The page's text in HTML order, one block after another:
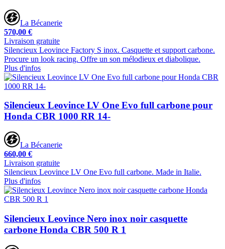
La Bécanerie
570,00 €
Livraison gratuite
Silencieux Leovince Factory S inox. Casquette et support carbone.
Procure un look racing. Offre un son mélodieux et diabolique.
Plus d'infos
Silencieux Leovince LV One Evo full carbone pour
Honda CBR 1000 RR 14-
La Bécanerie
660,00 €
Livraison gratuite
Silencieux Leovince LV One Evo full carbone. Made in Italie.
Plus d'infos
Silencieux Leovince Nero inox noir casquette
carbone Honda CBR 500 R 1